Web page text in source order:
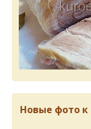
Новые фото к